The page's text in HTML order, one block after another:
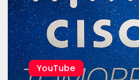
2024
年
的
裁
员
YouTube